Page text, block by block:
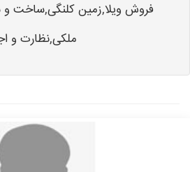
فروش ویلا,زمین کلنگی,ساخت و
ملکی,نظارت و